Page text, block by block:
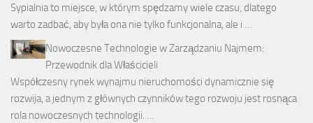
Sypialnia to miejsce, w którym spędzamy wiele czasu, dlatego
warto zadbać, aby była ona nie tylko funkcjonalna, ale i …
Nowoczesne Technologie w Zarządzaniu Najmem:
Przewodnik dla Właścicieli
Współczesny rynek wynajmu nieruchomości dynamicznie się
rozwija, a jednym z głównych czynników tego rozwoju jest rosnąca
rola nowoczesnych technologii. …